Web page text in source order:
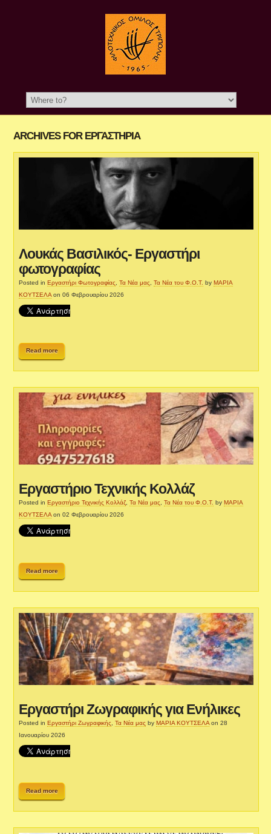
ARCHIVES FOR ΕΡΓΑΣΤΗΡΙΑ
Λουκάς Βασιλικός- Εργαστήρι
φωτογραφίας
Posted inΕργαστήρι Φωτογραφίας ,Τα Νέα μας ,Τα Νέα του Φ.Ο.Τ. byΜΑΡΙΑ
ΚΟΥΤΣΕΛΑ on 06 Φεβρουαρίου 2026
Read more
Εργαστήριο Τεχνικής Κολλάζ
Posted in Εργαστήριο Τεχνικής Κολλάζ,Τα Νέα μας,Τα Νέα του Φ.Ο.Τ. by ΜΑΡΙΑ
ΚΟΥΤΣΕΛΑ on 02 Φεβρουαρίου 2026
Read more
Εργαστήρι Ζωγραφικής για Ενήλικες
Posted inΕργαστήρι Ζωγραφικής ,Τα Νέα μας byΜΑΡΙΑ ΚΟΥΤΣΕΛΑ on 28
Ιανουαρίου 2026
Read more